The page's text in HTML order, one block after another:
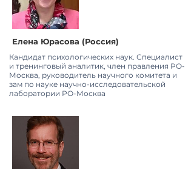
Елена Юрасова (Россия)
Кандидат психологических наук. Специалист
и тренинговый аналитик, член правления РО-
Москва, руководитель научного комитета и
зам по науке научно-исследовательской
лаборатории РО-Москва